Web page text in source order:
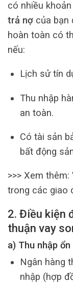
có nhiều
trả nợ của bạn
hoàn toàn có
nếu:
Lịch sử tín
Thu nhập
an toàn.
Có tài sản
bất động
>>> Xem
trong các giao
2. Điều kiện
thuận vay
a) Thu nhập
Ngân hàng
nhập (hợp